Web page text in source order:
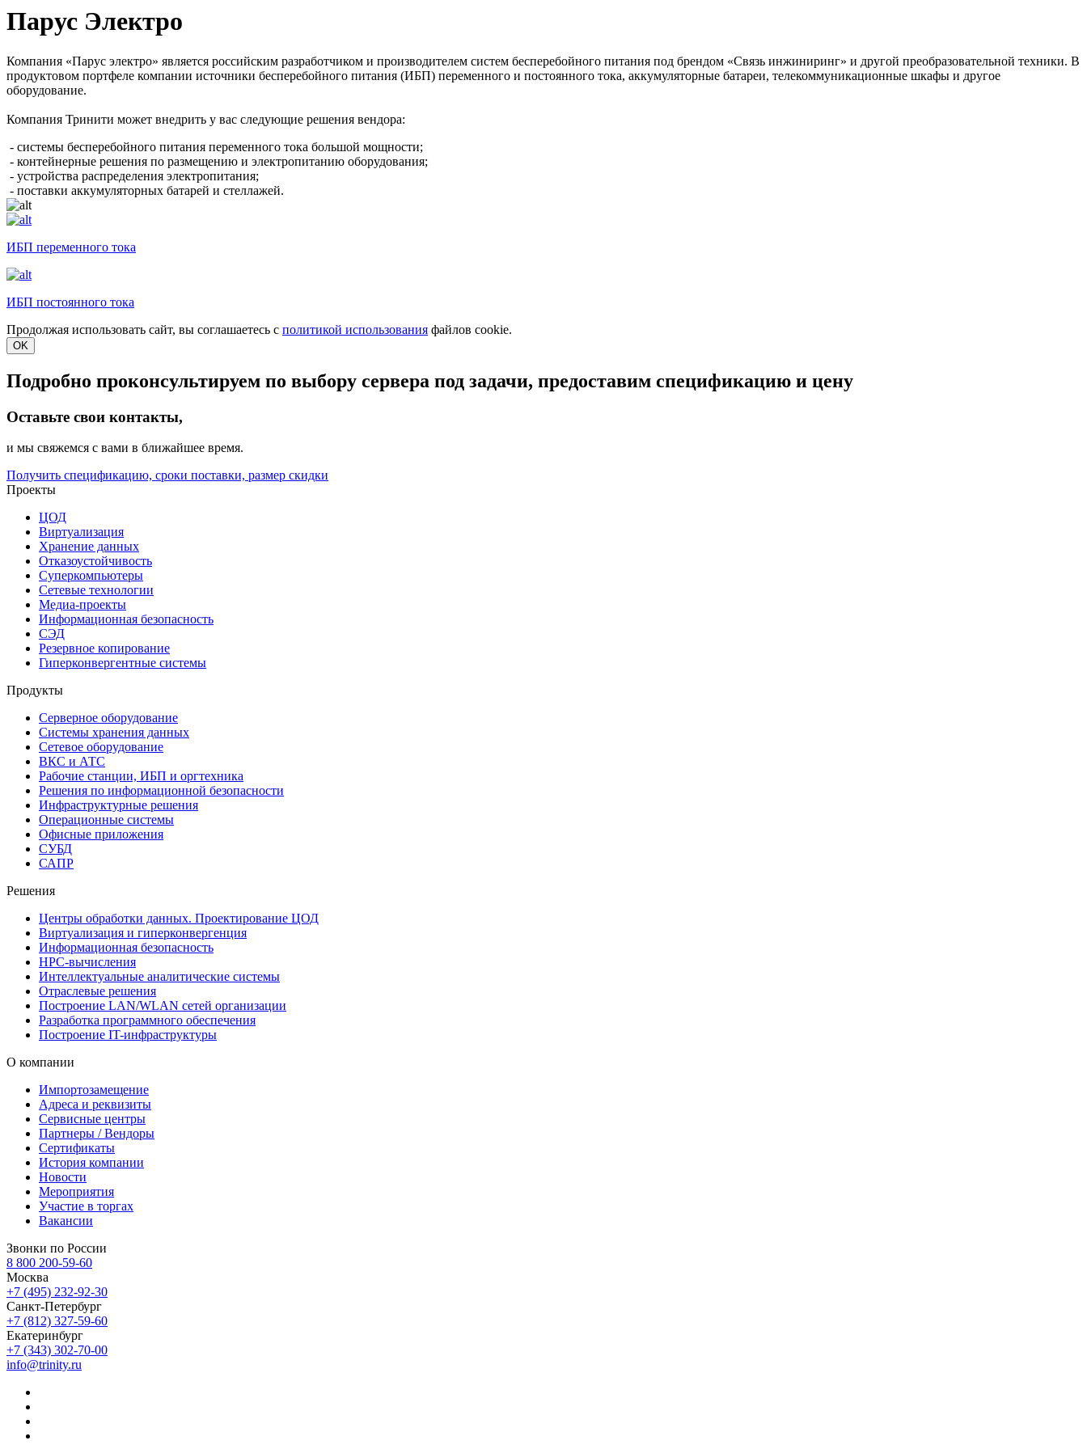
Парус Электро
Компания «Парус электро» является российским разработчиком и производителем систем бесперебойного питания под брендом «Связь инжиниринг» и другой преобразовательной техники. В
продуктовом портфеле компании источники бесперебойного питания (ИБП) переменного и постоянного тока, аккумуляторные батареи, телекоммуникационные шкафы и другое
оборудование.
Компания Тринити может внедрить у вас следующие решения вендора:
- системы бесперебойного питания переменного тока большой мощности;
- контейнерные решения по размещению и электропитанию оборудования;
- устройства распределения электропитания;
- поставки аккумуляторных батарей и стеллажей.
ИБП переменного тока
ИБП постоянного тока
Продолжая использовать сайт, вы соглашаетесь с политикой использования файлов cookie.
OK
Подробно проконсультируем по выбору сервера под задачи, предоставим спецификацию и цену
Оставьте свои контакты,
и мы свяжемся с вами в ближайшее время.
Получить спецификацию, сроки поставки, размер скидки
Проекты
ЦОД
Виртуализация
Хранение данных
Отказоустойчивость
Суперкомпьютеры
Сетевые технологии
Медиа-проекты
Информационная безопасность
СЭД
Резервное копирование
Гиперконвергентные системы
Продукты
Серверное оборудование
Системы хранения данных
Сетевое оборудование
ВКС и АТС
Рабочие станции, ИБП и оргтехника
Решения по информационной безопасности
Инфраструктурные решения
Операционные системы
Офисные приложения
СУБД
САПР
Решения
Центры обработки данных. Проектирование ЦОД
Виртуализация и гиперконвергенция
Информационная безопасность
HPC-вычисления
Интеллектуальные аналитические системы
Отраслевые решения
Построение LAN/WLAN сетей организации
Разработка программного обеспечения
Построение IT-инфраструктуры
О компании
Импортозамещение
Адреса и реквизиты
Сервисные центры
Партнеры / Вендоры
Сертификаты
История компании
Новости
Мероприятия
Участие в торгах
Вакансии
Звонки по России
8 800 200-59-60
Москва
+7 (495) 232-92-30
Санкт-Петербург
+7 (812) 327-59-60
Екатеринбург
+7 (343) 302-70-00
info@trinity.ru